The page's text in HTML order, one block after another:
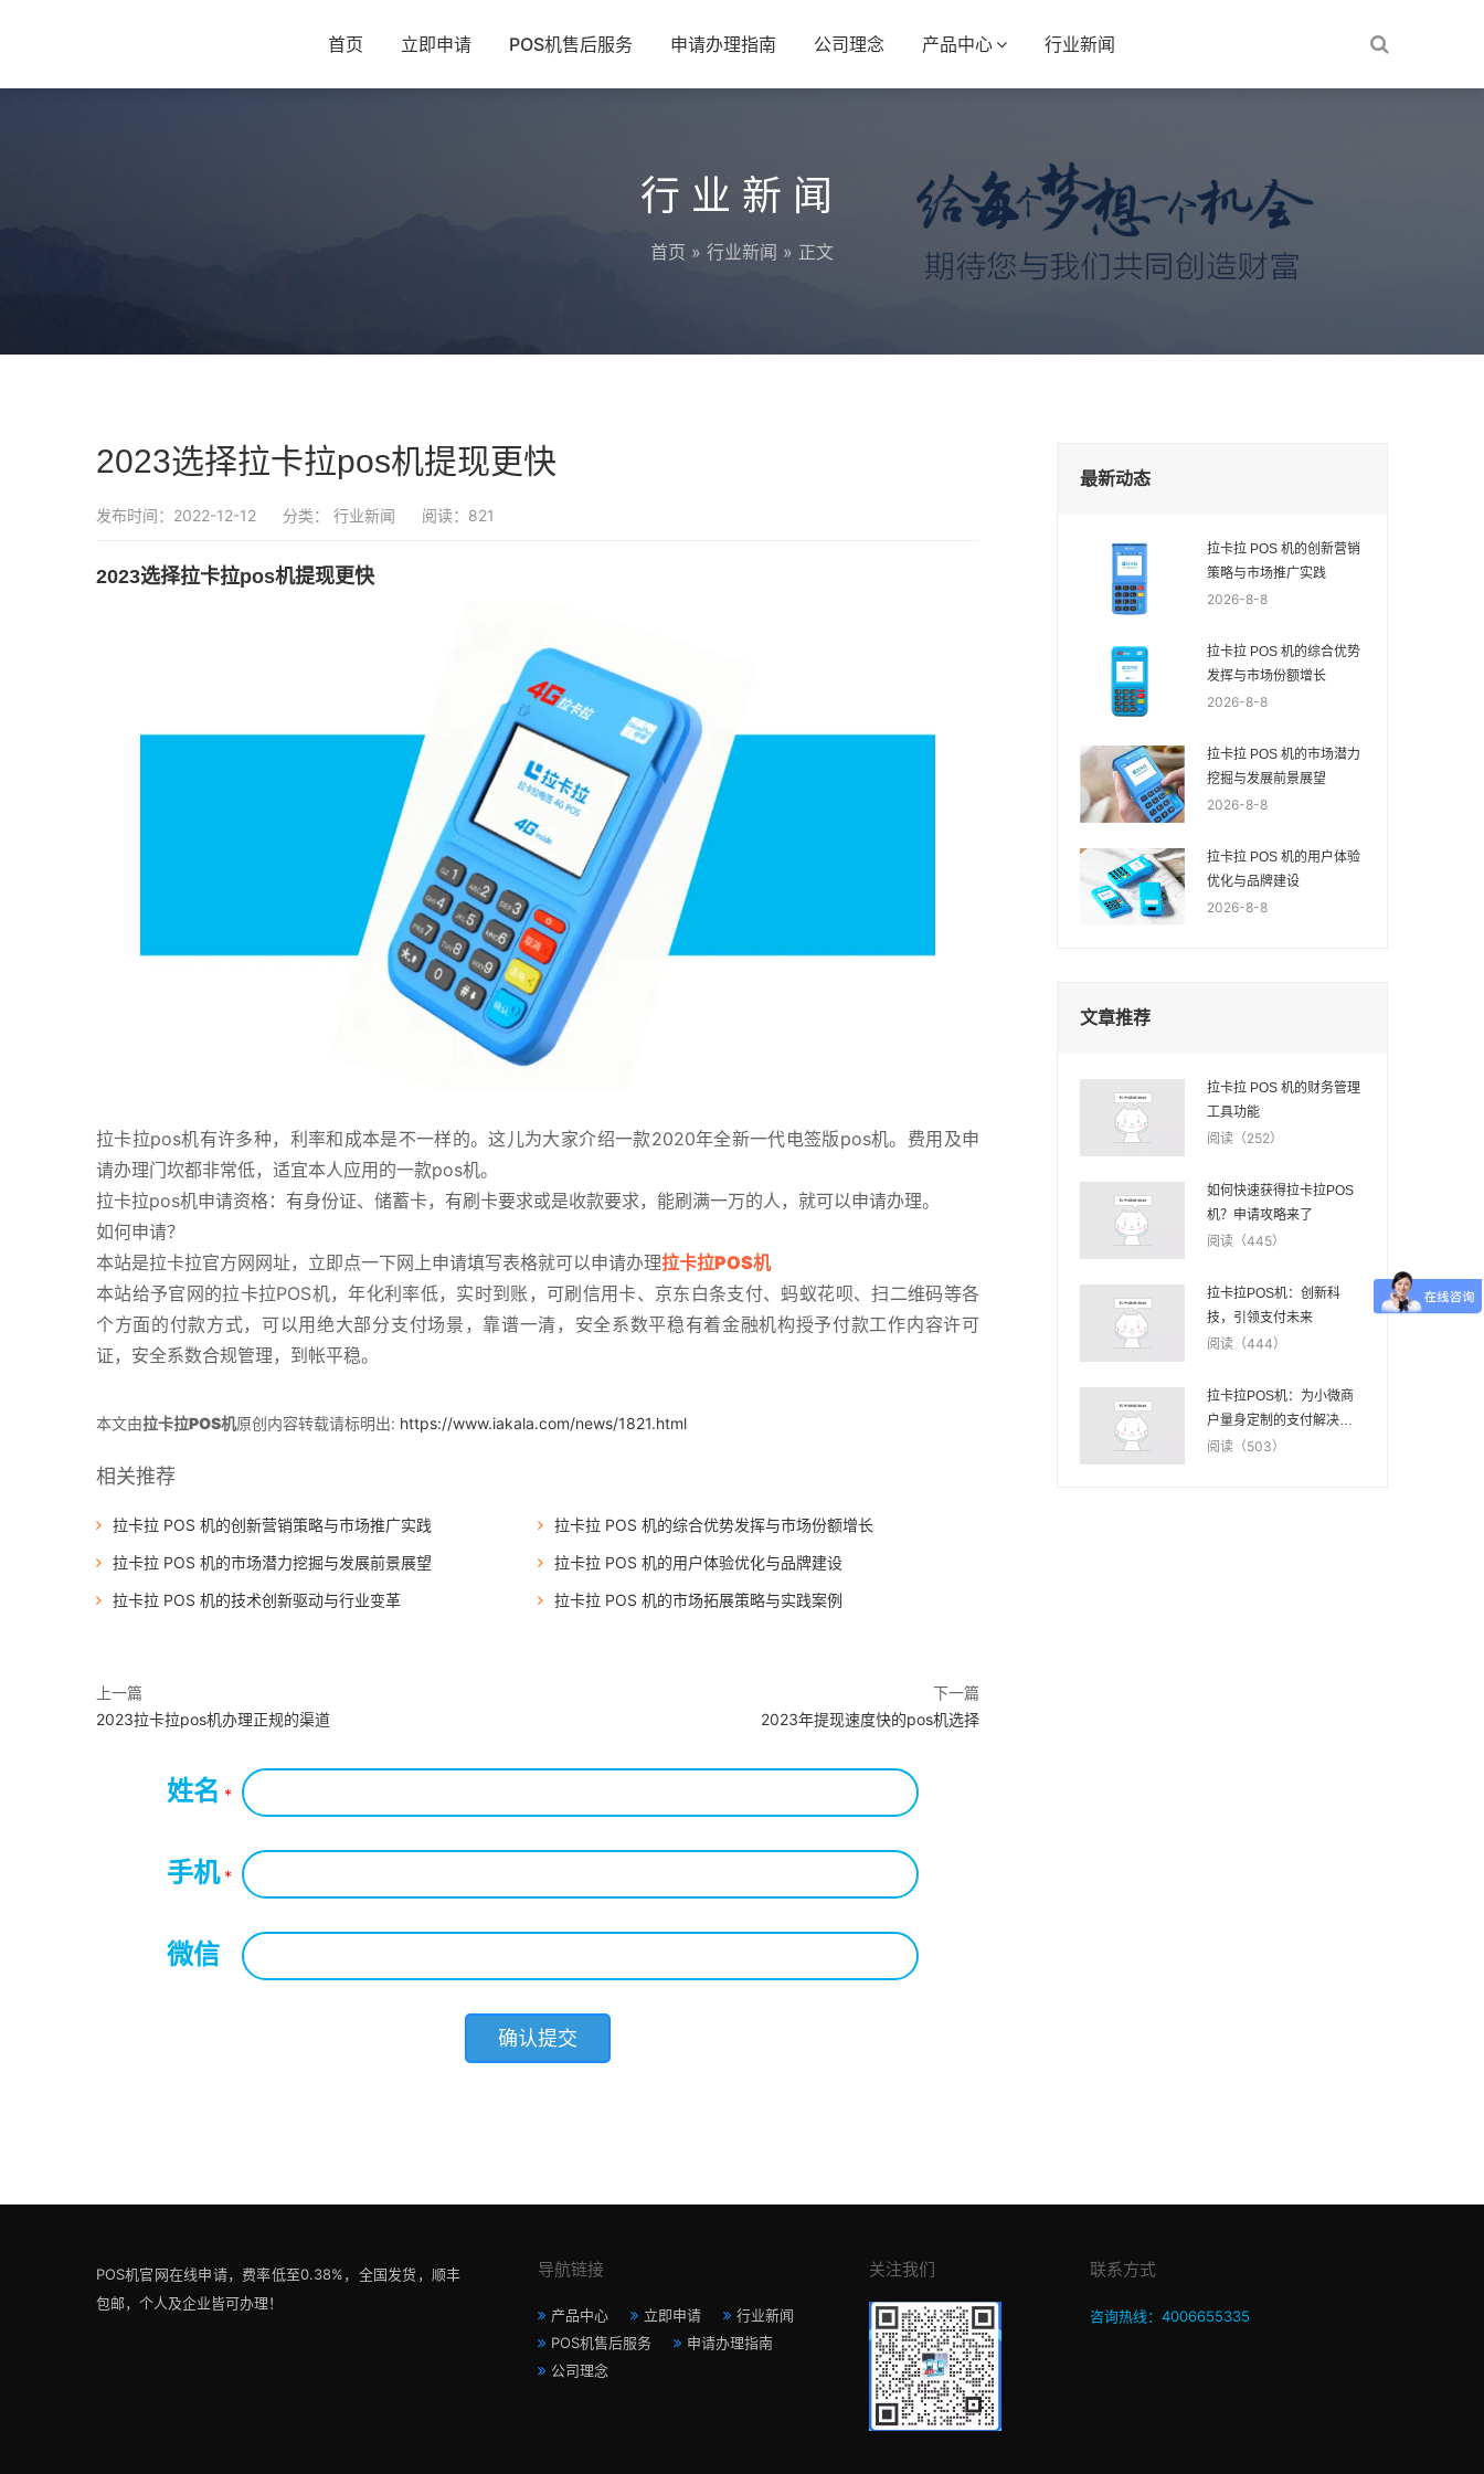
首页 立即申请 POS机售后服务 申请办理指南 公司理念 产品中心 行业新闻
行业新闻
首页 » 行业新闻 » 正文
2023选择拉卡拉pos机提现更快
发布时间：2022-12-12 分类： 行业新闻 阅读：821
2023选择拉卡拉pos机提现更快
拉卡拉pos机有许多种，利率和成本是不一样的。这儿为大家介绍一款2020年全新一代电签版pos机。费用及申
请办理门坎都非常低，适宜本人应用的一款pos机。
拉卡拉pos机申请资格：有身份证、储蓄卡，有刷卡要求或是收款要求，能刷满一万的人，就可以申请办理。
如何申请？
本站是拉卡拉官方网网址，立即点一下网上申请填写表格就可以申请办理拉卡拉POS机
本站给予官网的拉卡拉POS机，年化利率低，实时到账，可刷信用卡、京东白条支付、蚂蚁花呗、扫二维码等各
个方面的付款方式，可以用绝大部分支付场景，靠谱一清，安全系数平稳有着金融机构授予付款工作内容许可
证，安全系数合规管理，到帐平稳。
本文由拉卡拉POS机原创内容转载请标明出: https://www.iakala.com/news/1821.html
相关推荐
拉卡拉 POS 机的创新营销策略与市场推广实践
拉卡拉 POS 机的综合优势发挥与市场份额增长
拉卡拉 POS 机的市场潜力挖掘与发展前景展望
拉卡拉 POS 机的用户体验优化与品牌建设
拉卡拉 POS 机的技术创新驱动与行业变革
拉卡拉 POS 机的市场拓展策略与实践案例
上一篇
2023拉卡拉pos机办理正规的渠道
下一篇
2023年提现速度快的pos机选择
姓名 *
手机*
微信
最新动态
拉卡拉 POS 机的创新营销
策略与市场推广实践
2026-8-8
拉卡拉 POS 机的综合优势
发挥与市场份额增长
2026-8-8
拉卡拉 POS 机的市场潜力
挖掘与发展前景展望
2026-8-8
拉卡拉 POS 机的用户体验
优化与品牌建设
2026-8-8
文章推荐
拉卡拉 POS 机的财务管理
工具功能
阅读（252）
如何快速获得拉卡拉POS
机？申请攻略来了
阅读（445）
拉卡拉POS机：创新科
技，引领支付未来
阅读（444）
拉卡拉POS机：为小微商
户量身定制的支付解决方
案
阅读（503）
POS机官网在线申请，费率低至0.38%，全国发货，顺丰
包邮，个人及企业皆可办理！
导航链接
产品中心 立即申请
行业新闻
POS机售后服务
申请办理指南
公司理念
关注我们 联系方式
咨询热线：4006655335